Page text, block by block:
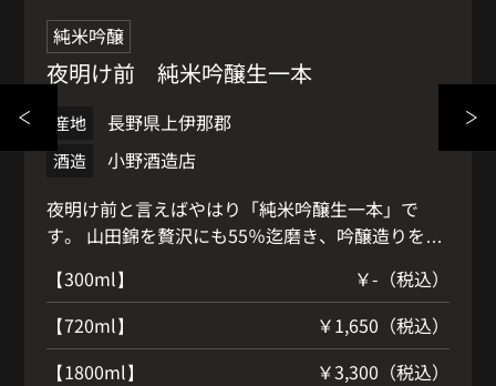
純米吟醸
夜明け前 純米吟醸生一本
産地 長野県上伊那郡
酒造
小野酒造店
夜明け前と言えばやはり「純米吟醸生一本」で
す。 山田錦を贅沢にも55％迄磨き、吟醸造りをし
と綺麗な飲み口はまさに絶品です。 蔵元自慢のこ
のお酒を飲めば「夜明け前」のスタイルに納得で
す。 パイナップル、メロン、リンゴ様の果実香味
になめらかで優しい米の味が楽しめます。
【300ml】
￥-（税込）
【720ml】
￥1,650（税込）
【1800ml】
￥3,300（税込）